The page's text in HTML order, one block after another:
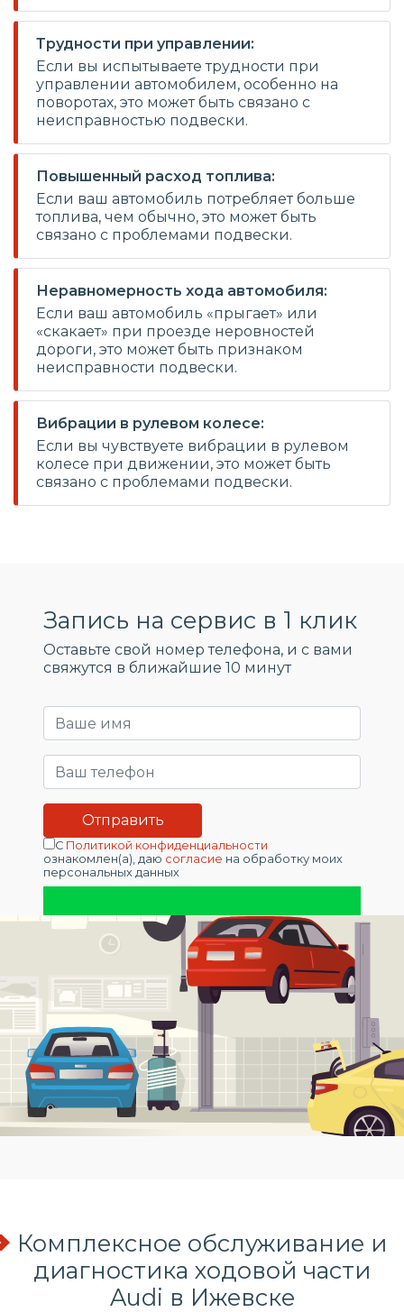
Трудности при управлении:
Если вы испытываете трудности при
управлении автомобилем, особенно на
поворотах, это может быть связано с
неисправностью подвески.
Повышенный расход топлива:
Если ваш автомобиль потребляет больше
топлива, чем обычно, это может быть
связано с проблемами подвески.
Неравномерность хода автомобиля:
Если ваш автомобиль «прыгает» или
«скакает» при проезде неровностей
дороги, это может быть признаком
неисправности подвески.
Вибрации в рулевом колесе:
Если вы чувствуете вибрации в рулевом
колесе при движении, это может быть
связано с проблемами подвески.
Запись на сервис в 1 клик
Оставьте свой номер телефона, и c вами
свяжутся в ближайшие 10 минут
С Политикой конфиденциальности
ознакомлен(а), даю согласие на обработку моих
персональных данных
Комплексное обслуживание и
диагностика ходовой части
Audi в Ижевске